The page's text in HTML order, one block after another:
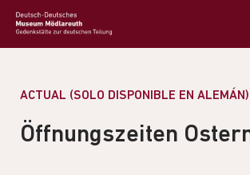
ACTUAL (SOLO DISPONIBLE EN ALEMÁN)
Öffnungszeiten